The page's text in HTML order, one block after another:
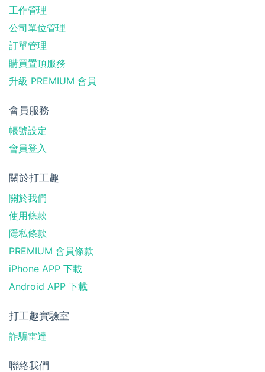
工作管理
公司單位管理
訂單管理
購買置頂服務
升級 PREMIUM 會員
會員服務
帳號設定
會員登入
關於打工趣
關於我們
使用條款
隱私條款
PREMIUM 會員條款
iPhone APP 下載
Android APP 下載
打工趣實驗室
詐騙雷達
聯絡我們